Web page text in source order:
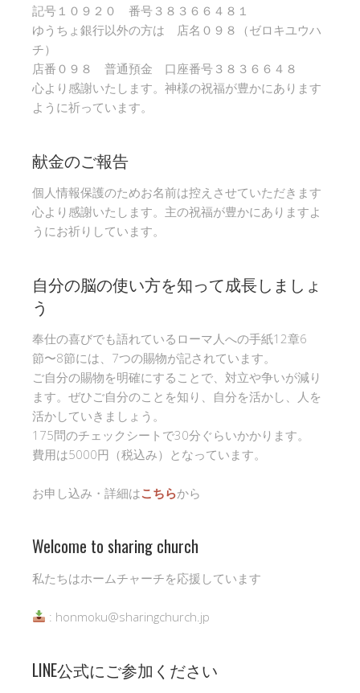
記号１０９２０ 番号３８３６６４８１
ゆうちょ銀行以外の方は 店名０９８（ゼロキユウハ
チ）
店番０９８ 普通預金 口座番号３８３６６４８
心より感謝いたします。神様の祝福が豊かにあります
ように祈っています。
献金のご報告
個人情報保護のためお名前は控えさせていただきます
心より感謝いたします。主の祝福が豊かにありますよ
うにお祈りしています。
自分の脳の使い方を知って成長しましょ
う
奉仕の喜びでも語れているローマ人への手紙12章6
節〜8節には、7つの賜物が記されています。
ご自分の賜物を明確にすることで、対立や争いが減り
ます。ぜひご自分のことを知り、自分を活かし、人を
活かしていきましょう。
175問のチェックシートで30分ぐらいかかります。
費用は5000円（税込み）となっています。
お申し込み・詳細はこちらから
Welcome to sharing church
私たちはホームチャーチを応援しています
: honmoku@sharingchurch.jp
LINE公式にご参加ください